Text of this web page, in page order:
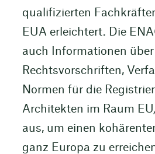
qualifizierten
EUA erleichtert. Die
auch Informationen über
Rechtsvorschriften,
Normen für die
Architekten im Raum
aus, um einen
ganz Europa zu